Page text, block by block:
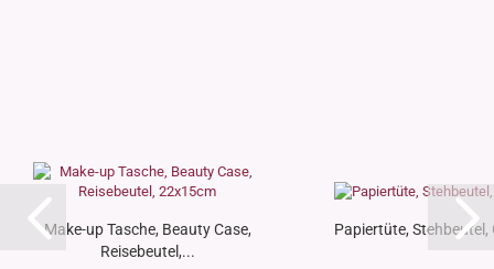
Make-up Tasche, Beauty Case,
Reisebeutel,...
Papiertüte, Stehbeutel,